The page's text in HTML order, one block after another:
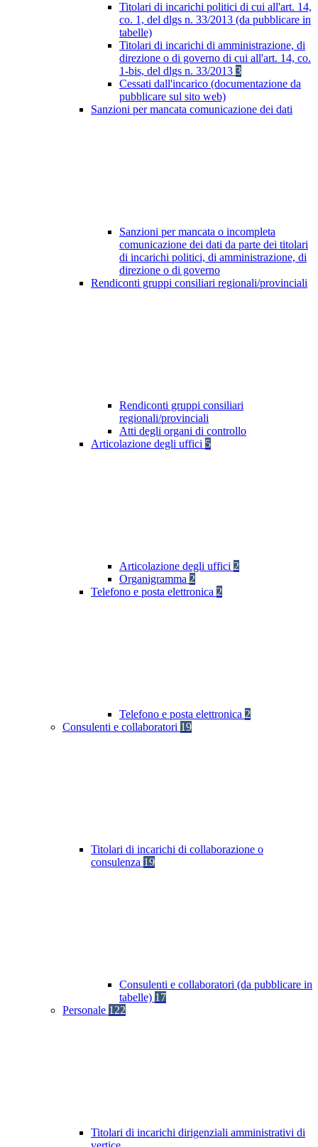
Titolari di incarichi politici di cui all'art. 14,
co. 1, del dlgs n. 33/2013 (da pubblicare in
tabelle)
Titolari di incarichi di amministrazione, di
direzione o di governo di cui all'art. 14, co.
1-bis, del dlgs n. 33/2013 3
Cessati dall'incarico (documentazione da
pubblicare sul sito web)
Sanzioni per mancata comunicazione dei dati
Sanzioni per mancata o incompleta
comunicazione dei dati da parte dei titolari
di incarichi politici, di amministrazione, di
direzione o di governo
Rendiconti gruppi consiliari regionali/provinciali
Rendiconti gruppi consiliari
regionali/provinciali
Atti degli organi di controllo
Articolazione degli uffici 5
Articolazione degli uffici 2
Organigramma 2
Telefono e posta elettronica 2
Telefono e posta elettronica 2
Consulenti e collaboratori 19
Titolari di incarichi di collaborazione o
consulenza 19
Consulenti e collaboratori (da pubblicare in
tabelle) 17
Personale 122
Titolari di incarichi dirigenziali amministrativi di